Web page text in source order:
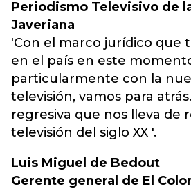
Periodismo Televisivo de
Javeriana
'Con el marco jurídico que
en el país en este
particularmente con la
televisión, vamos para
regresiva que nos lleva de
televisión del siglo XX '.
Luis Miguel de Bedout
Gerente general de El